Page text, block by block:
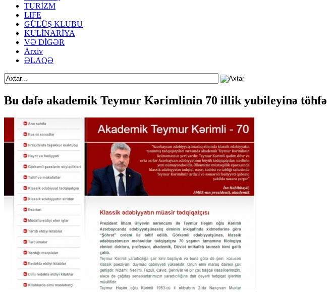
TURİZM
LIFE
GÜLÜŞ KLUBU
KULİNARİYA
VƏ DİGƏR
Arxiv
ƏLAQƏ
Bu dəfə akademik Teymur Kərimlinin 70 illik yubileyinə töhfə